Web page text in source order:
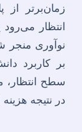
زمان‌برتر از
انتظار
نوآوری منجر
بر کاربرد
سطح انتظار،
در نتیجه